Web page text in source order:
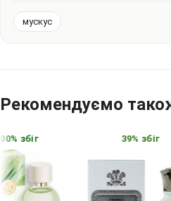
мускус
Рекомендуємо
збіг 39% збіг